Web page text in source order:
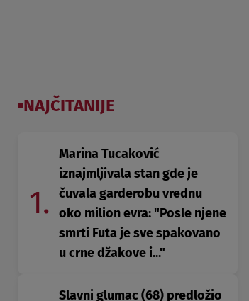
NAJČITANIJE
1.
Marina Tucaković
iznajmljivala stan gde je
čuvala garderobu vrednu
oko milion evra: "Posle njene
smrti Futa je sve spakovano
u crne džakove i..."
Slavni glumac (68) predložio